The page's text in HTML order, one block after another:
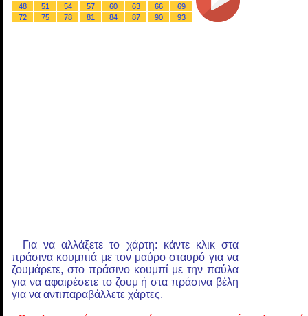
48
51 54 57 60 63 66
69
72
75 78 81 84 87 90 93
Για να αλλάξετε το χάρτη: κάντε κλικ στα
πράσινα κουμπιά με τον μαύρο σταυρό για να
ζουμάρετε, στο πράσινο κουμπί με την παύλα
για να αφαιρέσετε το ζουμ ή στα πράσινα βέλη
για να αντιπαραβάλλετε χάρτες.